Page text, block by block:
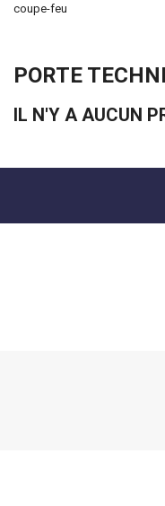
coupe-feu
PORTE
IL N'Y A AUCUN